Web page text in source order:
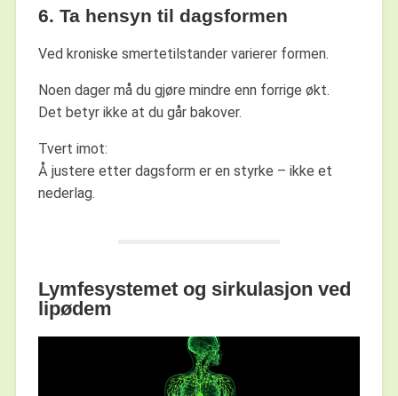
6. Ta hensyn til dagsformen
Ved kroniske smertetilstander varierer formen.
Noen dager må du gjøre mindre enn forrige økt.
Det betyr ikke at du går bakover.
Tvert imot:
Å justere etter dagsform er en styrke – ikke et
nederlag.
Lymfesystemet og sirkulasjon ved
lipødem